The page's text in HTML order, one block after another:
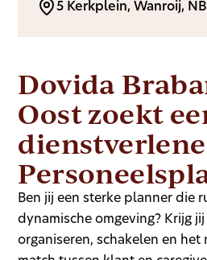
5 Kerkplein, Wanroij,
Dovida
Oost zoekt
Ben jij een sterke planner die
dynamische omgeving? Krijg
organiseren, schakelen en het